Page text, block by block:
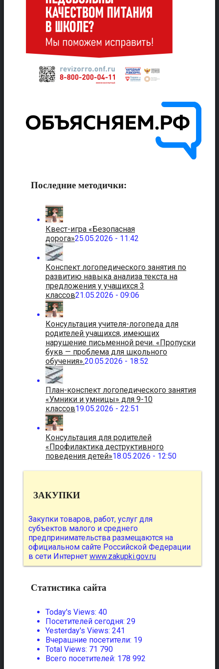
Последние методички:
Квест-игра «Безопасная
дорога»25.05.2026 - 11:42
Конспект логопедического занятия по
развитию навыка анализа текста на
предложения у учащихся 3
классов21.05.2026 - 09:06
Консультация учителя-логопеда для
родителей учащихся, имеющих
нарушение письменной речи. «Пропуски
букв — проблема для школьного
обучения».20.05.2026 - 18:52
План-конспект логопедического занятия
«Умники и умницы» для 9-10
классов19.05.2026 - 22:51
Консультация для родителей
«Профилактика деструктивного
поведения детей»18.05.2026 - 12:50
ЗАКУПКИ
Закупки товаров, работ, услуг для
субъектов малого и среднего
предпринимательства размещаются на
официальном сайте Российской Федерации
в сети Интернет www.zakupki.gov.ru
Статистика сайта
Today's Views: 40
Посетителей сегодня: 29
Yesterday's Views: 241
Вчерашние посетители: 19
Total Views: 71 790
Всего посетителей: 178 992